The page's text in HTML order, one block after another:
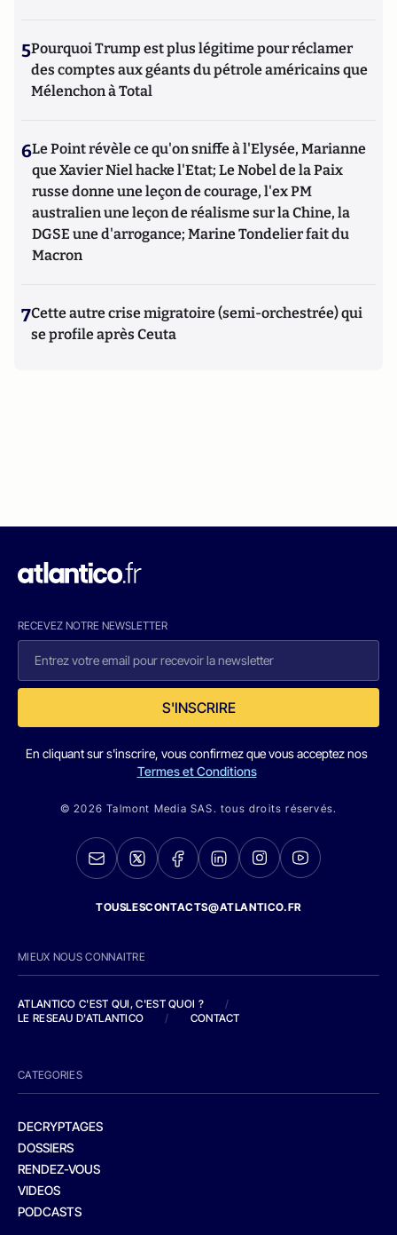
5Pourquoi Trump est plus légitime pour réclamer
des comptes aux géants du pétrole américains que
Mélenchon à Total
6Le Point révèle ce qu'on sniffe à l'Elysée, Marianne
que Xavier Niel hacke l'Etat; Le Nobel de la Paix
russe donne une leçon de courage, l'ex PM
australien une leçon de réalisme sur la Chine, la
DGSE une d'arrogance; Marine Tondelier fait du
Macron
7Cette autre crise migratoire (semi-orchestrée) qui
se profile après Ceuta
RECEVEZ NOTRE NEWSLETTER
S'INSCRIRE
En cliquant sur s'inscrire, vous confirmez que vous acceptez nos
Termes et Conditions
© 2026 Talmont Media SAS. tous droits réservés.
TOUSLESCONTACTS@ATLANTICO.FR
MIEUX NOUS CONNAITRE
ATLANTICO C'EST QUI, C'EST QUOI ?
/
LE RESEAU D'ATLANTICO
/ CONTACT
CATEGORIES
DECRYPTAGES
DOSSIERS
RENDEZ-VOUS
VIDEOS
PODCASTS